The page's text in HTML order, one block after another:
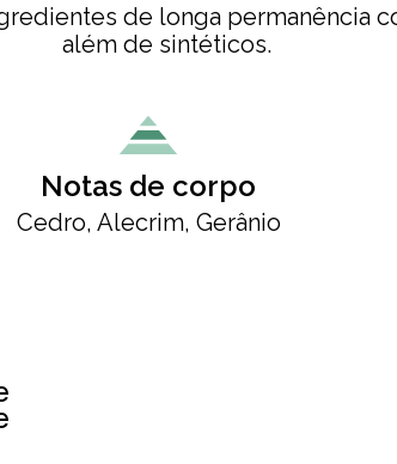
de longa permanência
além de sintéticos.
Notas de corpo
Cedro, Alecrim, Gerânio